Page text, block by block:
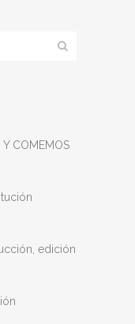
Y COMEMOS
edición